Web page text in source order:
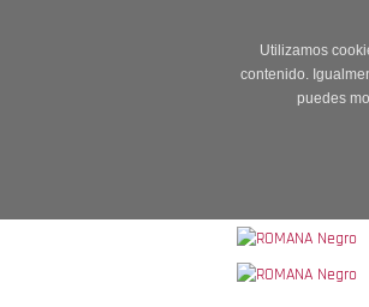
Utilizamos
contenido.
puedes